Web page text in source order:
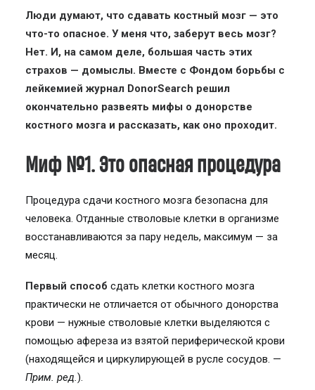
Люди думают, что сдавать костный мозг — это
что-то опасное. У меня что, заберут весь мозг?
Нет. И, на самом деле, большая часть этих
страхов — домыслы. Вместе с Фондом борьбы с
лейкемией журнал DonorSearch решил
окончательно развеять мифы о донорстве
костного мозга и рассказать, как оно проходит.
Миф №1. Это опасная процедура
Процедура сдачи костного мозга безопасна для
человека. Отданные стволовые клетки в организме
восстанавливаются за пару недель, максимум — за
месяц.
Первый способ сдать клетки костного мозга
практически не отличается от обычного донорства
крови — нужные стволовые клетки выделяются с
помощью афереза из взятой периферической крови
(находящейся и циркулирующей в русле сосудов. —
Прим. ред.).